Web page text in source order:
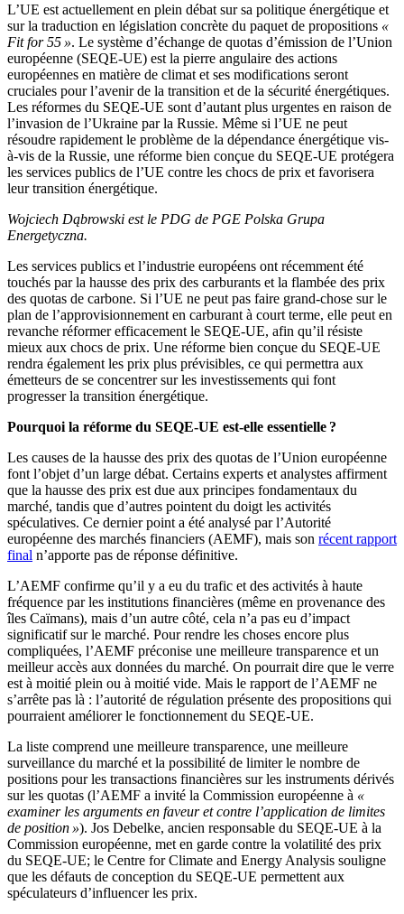
L’UE est actuellement en plein débat sur sa politique énergétique et
sur la traduction en législation concrète du paquet de propositions «
Fit for 55 ». Le système d’échange de quotas d’émission de l’Union
européenne (SEQE-UE) est la pierre angulaire des actions
européennes en matière de climat et ses modifications seront
cruciales pour l’avenir de la transition et de la sécurité énergétiques.
Les réformes du SEQE-UE sont d’autant plus urgentes en raison de
l’invasion de l’Ukraine par la Russie. Même si l’UE ne peut
résoudre rapidement le problème de la dépendance énergétique vis-
à-vis de la Russie, une réforme bien conçue du SEQE-UE protégera
les services publics de l’UE contre les chocs de prix et favorisera
leur transition énergétique.
Wojciech Dąbrowski est le PDG de PGE Polska Grupa
Energetyczna.
Les services publics et l’industrie européens ont récemment été
touchés par la hausse des prix des carburants et la flambée des prix
des quotas de carbone. Si l’UE ne peut pas faire grand-chose sur le
plan de l’approvisionnement en carburant à court terme, elle peut en
revanche réformer efficacement le SEQE-UE, afin qu’il résiste
mieux aux chocs de prix. Une réforme bien conçue du SEQE-UE
rendra également les prix plus prévisibles, ce qui permettra aux
émetteurs de se concentrer sur les investissements qui font
progresser la transition énergétique.
Pourquoi la réforme du SEQE-UE est-elle essentielle ?
Les causes de la hausse des prix des quotas de l’Union européenne
font l’objet d’un large débat. Certains experts et analystes affirment
que la hausse des prix est due aux principes fondamentaux du
marché, tandis que d’autres pointent du doigt les activités
spéculatives. Ce dernier point a été analysé par l’Autorité
européenne des marchés financiers (AEMF), mais son récent rapport
final n’apporte pas de réponse définitive.
L’AEMF confirme qu’il y a eu du trafic et des activités à haute
fréquence par les institutions financières (même en provenance des
îles Caïmans), mais d’un autre côté, cela n’a pas eu d’impact
significatif sur le marché. Pour rendre les choses encore plus
compliquées, l’AEMF préconise une meilleure transparence et un
meilleur accès aux données du marché. On pourrait dire que le verre
est à moitié plein ou à moitié vide. Mais le rapport de l’AEMF ne
s’arrête pas là : l’autorité de régulation présente des propositions qui
pourraient améliorer le fonctionnement du SEQE-UE.
La liste comprend une meilleure transparence, une meilleure
surveillance du marché et la possibilité de limiter le nombre de
positions pour les transactions financières sur les instruments dérivés
sur les quotas (l’AEMF a invité la Commission européenne à «
examiner les arguments en faveur et contre l’application de limites
de position »). Jos Debelke, ancien responsable du SEQE-UE à la
Commission européenne, met en garde contre la volatilité des prix
du SEQE-UE; le Centre for Climate and Energy Analysis souligne
que les défauts de conception du SEQE-UE permettent aux
spéculateurs d’influencer les prix.